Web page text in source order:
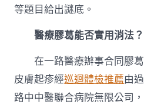
等題目給出謎底。
醫療膠葛能否實用消法？
在一路醫療辦事合同膠
皮膚起疹經巡迴體檢推薦由
路中中醫聯合病院無限公司